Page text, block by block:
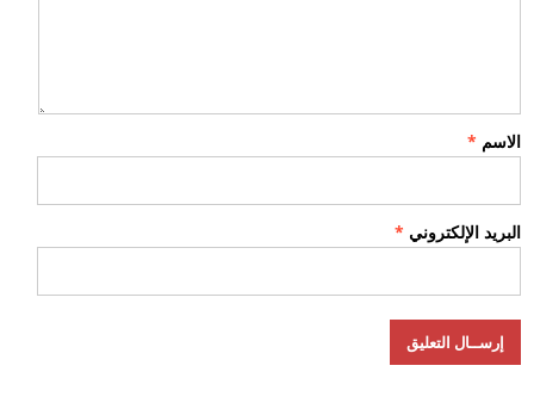
الاسم *
البريد الإلكتروني *